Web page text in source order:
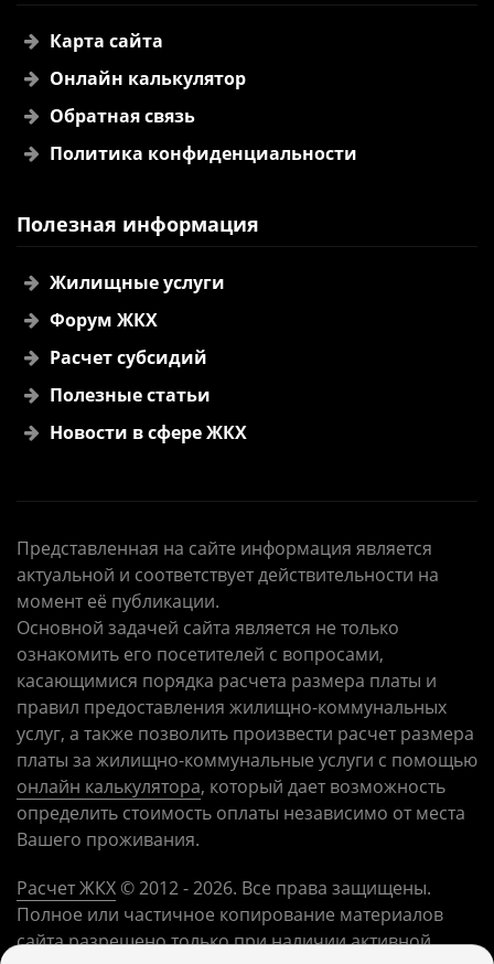
Карта сайта
Онлайн калькулятор
Обратная связь
Политика конфиденциальности
Полезная информация
Жилищные услуги
Форум ЖКХ
Расчет субсидий
Полезные статьи
Новости в сфере ЖКХ
Представленная на сайте информация является
актуальной и соответствует действительности на
момент её публикации.
Основной задачей сайта является не только
ознакомить его посетителей с вопросами,
касающимися порядка расчета размера платы и
правил предоставления жилищно-коммунальных
услуг, а также позволить произвести расчет размера
платы за жилищно-коммунальные услуги с помощью
онлайн калькулятора, который дает возможность
определить стоимость оплаты независимо от места
Вашего проживания.
Расчет ЖКХ ©2012- 2026. Все права защищены.
Полное или частичное копирование материалов
сайта разрешено только при наличии активной